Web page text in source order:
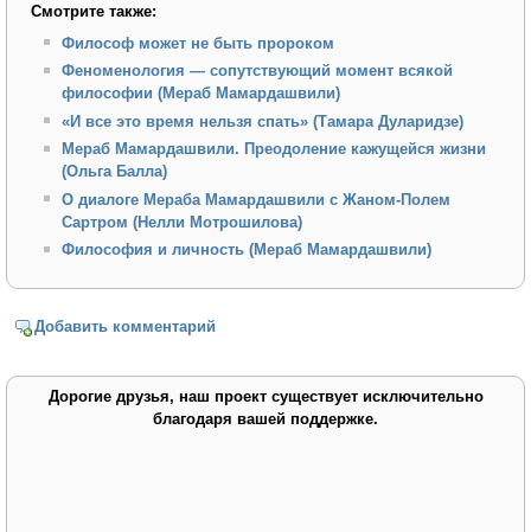
Смотрите также:
Философ можeт не быть пророком
Феноменология — сопутствующий момент всякой
философии (Мераб Мамардашвили)
«И все это время нельзя спать» (Тамара Дуларидзе)
Мераб Мамардашвили. Преодоление кажущейся жизни
(Ольга Балла)
О диалоге Мераба Мамардашвили с Жаном-Полем
Сартром (Нелли Мотрошилова)
Философия и личность (Мераб Мамардашвили)
Добавить комментарий
Дорогие друзья, наш проект существует исключительно
благодаря вашей поддержке.